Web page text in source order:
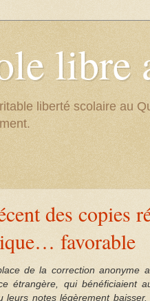
libre
liberté scolaire au
des copies
favorable
de la correction anonyme
étrangère, qui bénéficiaient
notes légèrement baisser.